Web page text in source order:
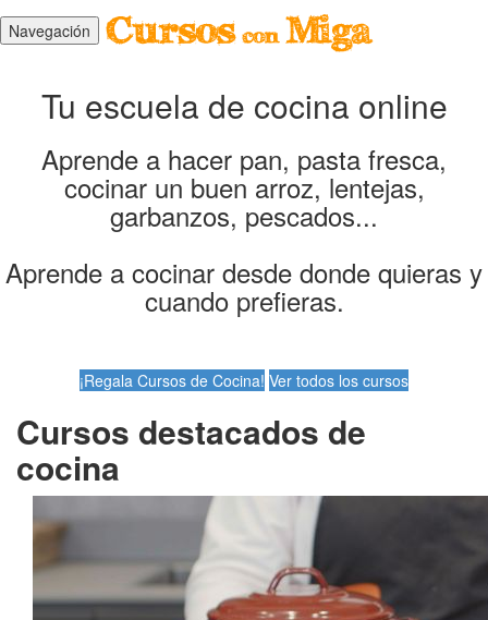
Navegación
Tu escuela de cocina online
Aprende a hacer pan, pasta fresca,
cocinar un buen arroz, lentejas,
garbanzos, pescados...
Aprende a cocinar desde donde quieras y
cuando prefieras.
¡Regala Cursos de Cocina! Ver todos los cursos
Cursos destacados de
cocina